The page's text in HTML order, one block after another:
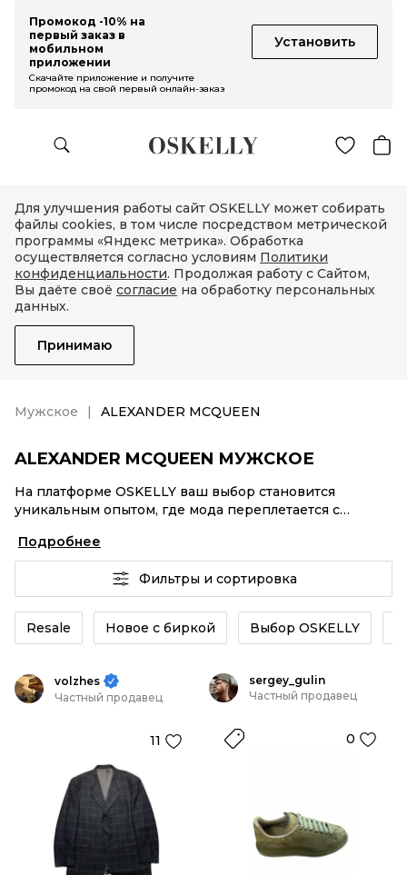
Промокод -10% на
первый заказ в
мобильном
приложении
Установить
Скачайте приложение и получите
промокод на свой первый онлайн-заказ
Для улучшения работы сайт OSKELLY может собирать
файлы cookies, в том числе посредством метрической
программы «Яндекс метрика». Обработка
осуществляется согласно условиям Политики
конфиденциальности. Продолжая работу с Сайтом,
Вы даёте своё согласие на обработку персональных
данных.
Принимаю
Мужское ALEXANDER MCQUEEN
ALEXANDER MCQUEEN МУЖСКОЕ
На платформе OSKELLY ваш выбор становится
уникальным опытом, где мода переплетается с
аутентификация каждого заказа – ALEXANDER
MCQUEEN Мужское от селлеров OSKELLY с быстрой
доставкой по России. Ваш стиль не ждет, и мы тоже!
Винтажные изделия или ALEXANDER MCQUEEN
Мужское из новых коллекций – заказывайте на сайте
или в приложении OSKELLY с целой экосистемой
Подробнее
Фильтры и сортировка
Resale Новое с биркой Выбор OSKELLY
volzhes
Частный продавец
11
sergey_gulin
Частный продавец
0